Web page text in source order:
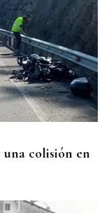
colisión en